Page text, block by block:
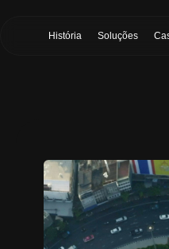
História Soluções